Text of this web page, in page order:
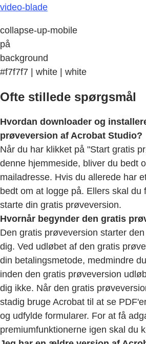
video-blade
collapse-up-mobile
på
background
#f7f7f7 | white | white
Ofte stillede spørgsmål
Hvordan downloader og
prøveversion af Acrobat Studio?
Når du har klikket på "Start gratis
denne hjemmeside, bliver du bedt
mailadresse. Hvis du allerede har
bedt om at logge på. Ellers skal du
starte din gratis prøveversion.
Hvornår begynder den gratis
Den gratis prøveversion starter
dig. Ved udløbet af den gratis
din betalingsmetode, medmindre
inden den gratis prøveversion
dig ikke. Når den gratis
stadig bruge Acrobat til at se
og udfylde formularer. For at få
premiumfunktionerne igen skal du